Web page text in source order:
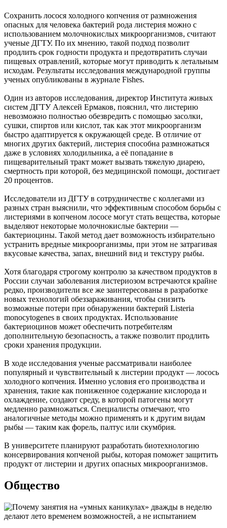
Сохранить лосося холодного копчения от размножения
опасных для человека бактерий рода листерия можно с
использованием молочнокислых микроорганизмов, считают
ученые ДГТУ. По их мнению, такой подход позволит
продлить срок годности продукта и предотвратить случаи
пищевых отравлений, которые могут приводить к летальным
исходам. Результаты исследования международной группы
ученых опубликованы в журнале Fishes.
Один из авторов исследования, директор Института живых
систем ДГТУ Алексей Ермаков, пояснил, что листерию
невозможно полностью обезвредить с помощью засолки,
сушки, спиртов или кислот, так как этот микроорганизм
быстро адаптируется к окружающей среде. В отличие от
многих других бактерий, листерия способна размножаться
даже в условиях холодильника, а её попадание в
пищеварительный тракт может вызвать тяжелую диарею,
смертность при которой, без медицинской помощи, достигает
20 процентов.
Исследователи из ДГТУ в сотрудничестве с коллегами из
разных стран выяснили, что эффективным способом борьбы с
листериями в копченом лососе могут стать вещества, которые
выделяют некоторые молочнокислые бактерии —
бактериоцины. Такой метод дает возможность избирательно
устранить вредные микроорганизмы, при этом не затрагивая
вкусовые качества, запах, внешний вид и текстуру рыбы.
Хотя благодаря строгому контролю за качеством продуктов в
России случаи заболевания листериозом встречаются крайне
редко, производители все же заинтересованы в разработке
новых технологий обеззараживания, чтобы снизить
возможные потери при обнаружении бактерий Listeria
monocytogenes в своих продуктах. Использование
бактериоцинов может обеспечить потребителям
дополнительную безопасность, а также позволит продлить
сроки хранения продукции.
В ходе исследования ученые рассматривали наиболее
популярный и чувствительный к листерии продукт — лосось
холодного копчения. Именно условия его производства и
хранения, такие как пониженное содержание кислорода и
охлаждение, создают среду, в которой патогены могут
медленно размножаться. Специалисты отмечают, что
аналогичные методы можно применять и к другим видам
рыбы — таким как форель, палтус или скумбрия.
В университете планируют разработать биотехнологию
консервирования копченой рыбы, которая поможет защитить
продукт от листерии и других опасных микроорганизмов.
Общество